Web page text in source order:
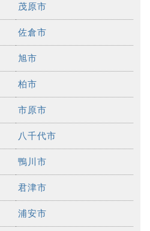
茂原市
佐倉市
旭市
柏市
市原市
八千代市
鴨川市
君津市
浦安市